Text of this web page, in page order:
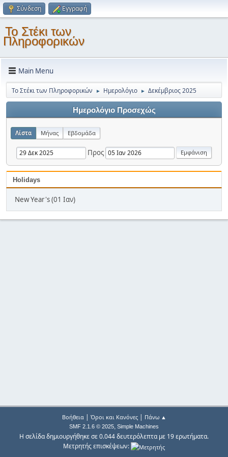
Σύνδεση Εγγραφή
Το Στέκι των
Πληροφορικών
Main Menu
Το Στέκι των Πληροφορικών ► Ημερολόγιο ► Δεκέμβριος 2025
Ημερολόγιο Προσεχώς
Λίστα Μήνας Εβδομάδα
Προς
Holidays
New Year's (01 Ιαν)
Βοήθεια| Όροι και Κανόνες| Πάνω ▲
SMF 2.1.6 © 2025, Simple Machines
Η σελίδα δημιουργήθηκε σε 0.044 δευτερόλεπτα με 19 ερωτήματα.
Μετρητής επισκέψεων: